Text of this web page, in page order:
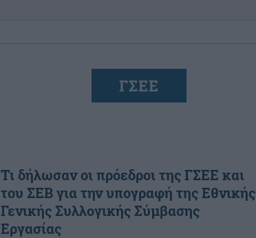
ΓΣΕΕ
Τι δήλωσαν οι πρόεδροι της ΓΣΕΕ και
του ΣΕΒ για την υπογραφή της Εθνικής
Γενικής Συλλογικής Σύμβασης
Εργασίας